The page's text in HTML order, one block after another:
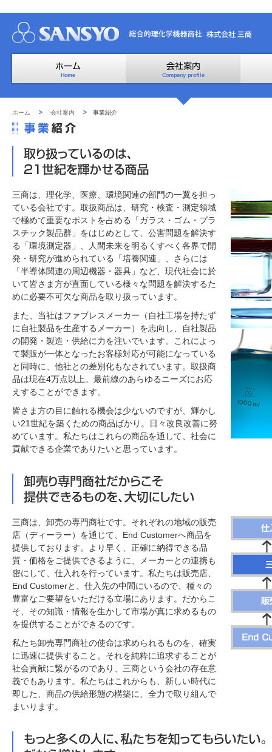
ホーム 会社案内 事業紹介
三商は、理化学、医療、環境関連の部門の一翼を担っ
ている会社です。取扱商品は、研究・検査・測定領域
で極めて重要なポストを占める「ガラス・ゴム・プラ
スチック製品群」をはじめとして、公害問題を解決す
る「環境測定器」、人間未来を明るくすべく各界で開
発・研究が進められている「培養関連」、さらには
「半導体関連の周辺機器・器具」など、現代社会に於
いて皆さま方が直面している様々な問題を解決するた
めに必要不可欠な商品を取り扱っています。
また、当社はファブレスメーカー（自社工場を持たず
に自社製品を生産するメーカー）を志向し、自社製品
の開発・製造・供給に力を注いでいます。これによっ
て製販が一体となったお客様対応が可能になっている
と同時に、他社との差別化もなされています。取扱商
品は現在4万点以上。最前線のあらゆるニーズにお応
えすることができます。
皆さま方の目に触れる機会は少ないのですが、輝かし
い21世紀を築くための商品ばかり。日々改良改善に努
めています。私たちはこれらの商品を通して、社会に
貢献できる企業でありたいと思っています。
三商は、卸売の専門商社です。それぞれの地域の販売
店（ディーラー）を通じて、End Customerへ商品を
提供しております。より早く、正確に納得できる品
質・価格をご提供できるように、メーカーとの連携も
密にして、仕入れを行っています。私たちは販売店、
End Customerと、仕入先の中間にいるので、種々の
豊富なご要望をいただける立場にあります。だからこ
そ、その知識・情報を生かして市場が真に求めるもの
を提供することができるのです。
私たち卸売専門商社の使命は求められるものを、確実
に迅速に提供すること。それを純粋に追求することが
社会貢献に繋がるのであり、三商という会社の存在意
義でもあります。私たちはこれからも、新しい時代に
即した、商品の供給形態の構築に、全力で取り組んで
まいります。